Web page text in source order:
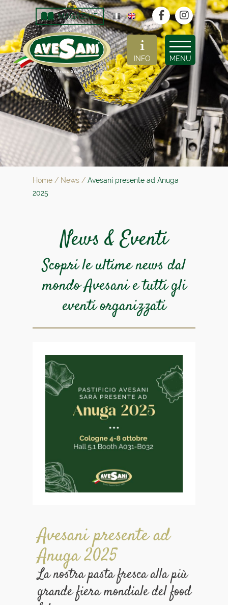
MENU
INFO
MAGAZINE
Home / News / Avesani presente ad Anuga
2025
News & Eventi
Scopri le ultime news dal
mondo Avesani etutti gli
eventi organizzati
Avesani presente ad
Anuga 2025
La nostra pasta fresca alla più
grande fiera mondiale del food